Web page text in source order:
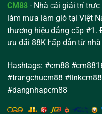
CM88 - Nhà cái giải trí
làm mưa làm gió tại Việt
thương hiệu đắng cấp #1.
ưu đãi 88K hấp dẫn từ nhà
Hashtags: #cm88
#trangchucm88
#dangnhapcm88